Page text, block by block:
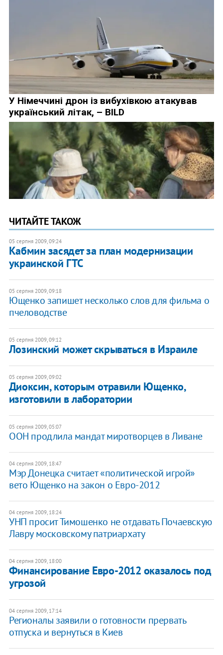
ЧИТАЙТЕ ТАКОЖ
05 серпня 2009, 09:24
Кабмин засядет за план модернизации
украинской ГТС
05 серпня 2009, 09:18
Ющенко запишет несколько слов для фильма о
пчеловодстве
05 серпня 2009, 09:12
Лозинский может скрываться в Израиле
05 серпня 2009, 09:02
Диоксин, которым отравили Ющенко,
изготовили в лаборатории
05 серпня 2009, 05:07
ООН продлила мандат миротворцев в Ливане
04 серпня 2009, 18:47
Мэр Донецка считает «политической игрой»
вето Ющенко на закон о Евро-2012
04 серпня 2009, 18:24
УНП просит Тимошенко не отдавать Почаевскую
Лавру московскому патриархату
04 серпня 2009, 18:00
Финансирование Евро-2012 оказалось под
угрозой
04 серпня 2009, 17:14
Регионалы заявили о готовности прервать
отпуска и вернуться в Киев